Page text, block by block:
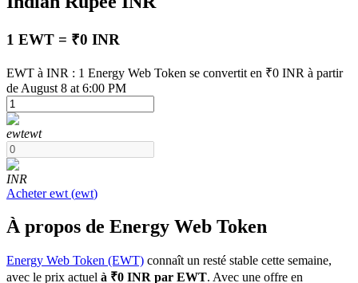
Futures USDT
Futures utilisant l'USDT comme garantie
Futures COIN-M
1 EWT = ₹0 INR
EWT à INR : 1 Energy Web Token se convertit en ₹0 INR à partir
de August 8 at 6:00 PM
ewtewt
INR
Acheter ewt (ewt)
À propos de Energy Web Token
Energy Web Token (EWT) connaît un resté stable cette semaine,
avec le prix actuel à ₹0 INR par EWT. Avec une offre en